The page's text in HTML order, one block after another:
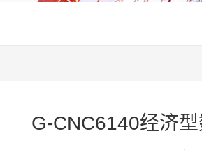
G-CNC6140经济